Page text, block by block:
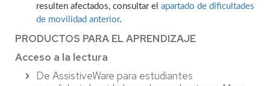
resulten afectados, consultar el apartado de dificultades
de movilidad anterior.
PRODUCTOS PARA EL APRENDIZAJE
Acceso a la lectura
De AssistiveWare para estudiantes